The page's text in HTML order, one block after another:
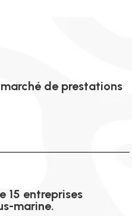
de prestations
15 entreprises
marine.